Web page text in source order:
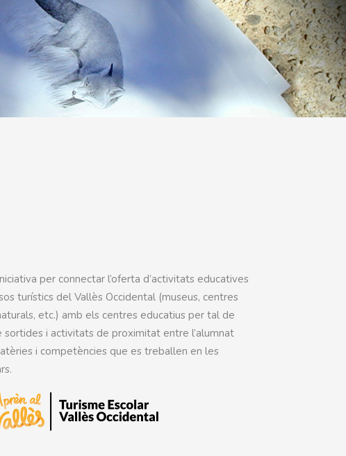
per connectar l’oferta d’activitats educatives
turístics del Vallès Occidental (museus, centres
etc.) amb els centres educatius per tal de
sortides i activitats de proximitat entre l’alumnat
i competències que es treballen en les